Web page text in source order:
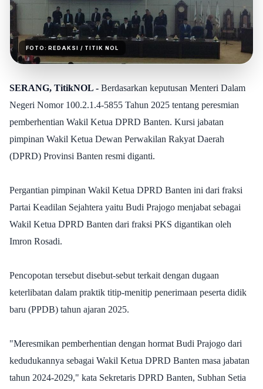
FOTO:REDAKSI / TITIK NOL
SERANG, TitikNOL - Berdasarkan keputusan Menteri Dalam
Negeri Nomor 100.2.1.4-5855 Tahun 2025 tentang peresmian
pemberhentian Wakil Ketua DPRD Banten. Kursi jabatan
pimpinan Wakil Ketua Dewan Perwakilan Rakyat Daerah
(DPRD) Provinsi Banten resmi diganti.
Pergantian pimpinan Wakil Ketua DPRD Banten ini dari fraksi
Partai Keadilan Sejahtera yaitu Budi Prajogo menjabat sebagai
Wakil Ketua DPRD Banten dari fraksi PKS digantikan oleh
Imron Rosadi.
Pencopotan tersebut disebut-sebut terkait dengan dugaan
keterlibatan dalam praktik titip-menitip penerimaan peserta didik
baru (PPDB) tahun ajaran 2025.
"Meresmikan pemberhentian dengan hormat Budi Prajogo dari
kedudukannya sebagai Wakil Ketua DPRD Banten masa jabatan
tahun 2024-2029," kata Sekretaris DPRD Banten, Subhan Setia